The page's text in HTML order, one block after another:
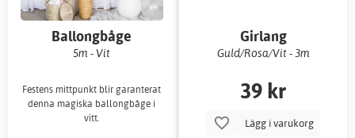
Ballongbåge
5m - Vit
Festens mittpunkt blir garanterat
denna magiska ballongbåge i
vitt.
Girlang
Guld/Rosa/Vit - 3m
39 kr
Lägg i varukorg